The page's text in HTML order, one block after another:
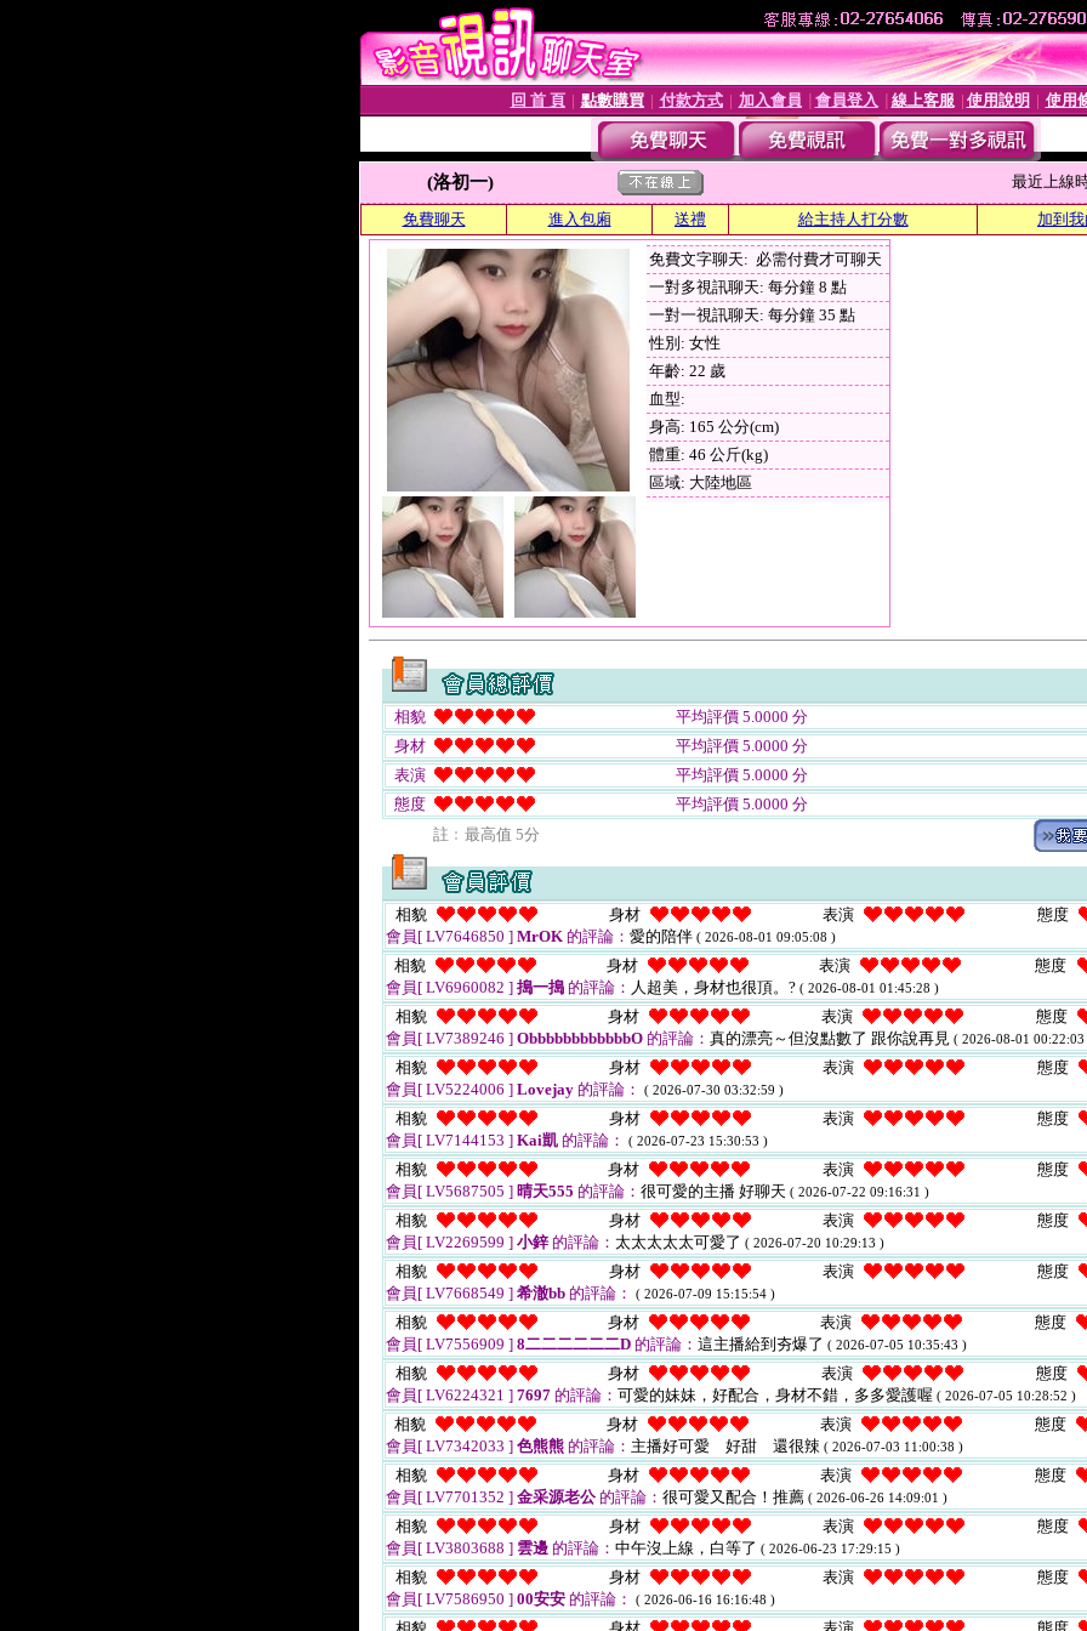
回 首 頁 點數購買│ 付款方式│ 加入會員 會員登入 線上客服 使用說明 使用
(洛初一) 最近上線
免費聊天 進入包廂 送禮 給主持人打分數 加到
免費文字聊天: 必需付費才可聊天
一對多視訊聊天: 每分鐘 8 點
一對一視訊聊天: 每分鐘 35 點
性別: 女性
年齡: 22 歲
血型:
身高: 165 公分(cm)
體重: 46 公斤(kg)
區域: 大陸地區
相貌
平均評價 5.0000 分
身材
平均評價 5.0000 分
表演
平均評價 5.0000 分
態度
平均評價 5.0000 分
註﹕最高值 5分
相貌 身材 表演
態度
會員[ LV7646850 ] MrOK 的評論： 愛的陪伴 ( 2026-08-01 09:05:08 )
相貌 身材 表演
態度
會員[ LV6960082 ] 搗一搗 的評論： 人超美，身材也很頂。? ( 2026-08-01 01:45:28 )
相貌 身材 表演
態度
會員[ LV7389246 ] ObbbbbbbbbbbbO 的評論： 真的漂亮～但沒點數了 跟你說再見 ( 2026-08-01 00:22:03
相貌 身材 表演
態度
會員[ LV5224006 ] Lovejay 的評論： ( 2026-07-30 03:32:59 )
相貌 身材 表演
態度
會員[ LV7144153 ] Kai凱 的評論： ( 2026-07-23 15:30:53 )
相貌 身材 表演
態度
會員[ LV5687505 ] 晴天555 的評論： 很可愛的主播 好聊天 ( 2026-07-22 09:16:31 )
相貌 身材 表演
態度
會員[ LV2269599 ] 小鋅 的評論： 太太太太太可愛了 ( 2026-07-20 10:29:13 )
相貌 身材 表演
態度
會員[ LV7668549 ] 希澈bb 的評論： ( 2026-07-09 15:15:54 )
相貌 身材 表演
態度
會員[ LV7556909 ] 8二二二二二二D 的評論： 這主播給到夯爆了 ( 2026-07-05 10:35:43 )
相貌 身材 表演
態度
會員[ LV6224321 ] 7697 的評論： 可愛的妹妹，好配合，身材不錯，多多愛護喔 ( 2026-07-05 10:28:52 )
相貌 身材 表演
態度
會員[ LV7342033 ] 色熊熊 的評論： 主播好可愛 好甜 還很辣 ( 2026-07-03 11:00:38 )
相貌 身材 表演
態度
會員[ LV7701352 ] 金采源老公 的評論： 很可愛又配合！推薦 ( 2026-06-26 14:09:01 )
相貌 身材 表演
態度
會員[ LV3803688 ] 雲邊 的評論： 中午沒上線，白等了 ( 2026-06-23 17:29:15 )
相貌 身材 表演
態度
會員[ LV7586950 ] 00安安 的評論： ( 2026-06-16 16:16:48 )